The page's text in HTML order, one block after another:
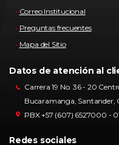
Correo Institucional
Preguntas frecuentes
Mapa del Sitio
Datos de atención al
Carrera 19 No. 36 - 20
Bucaramanga, Santander,
PBX +57 (607) 6527000 -
Redes sociales